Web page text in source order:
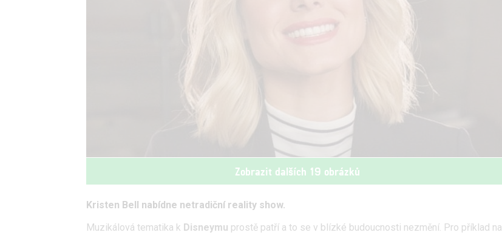
Zobrazit dalších 19 obrázků
Kristen Bell nabídne netradiční reality show.
Muzikálová tematika k Disneymu prostě patří a to se v blízké budoucnosti nezmění. Pro příklad na